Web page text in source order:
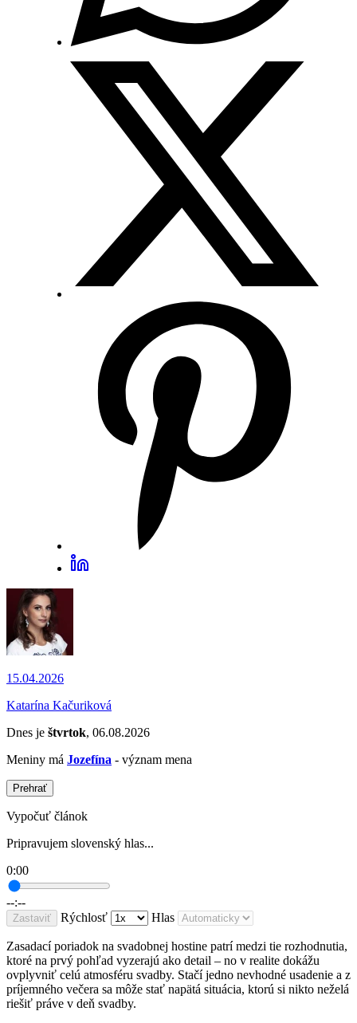
15.04.2026
Katarína Kačuriková
Dnes je štvrtok, 06.08.2026
Meniny má Jozefína - význam mena
Prehrať
Vypočuť článok
Pripravujem slovenský hlas...
0:00
--:--
Zastaviť Rýchlosť Hlas
Zasadací poriadok na svadobnej hostine patrí medzi tie rozhodnutia,
ktoré na prvý pohľad vyzerajú ako detail – no v realite dokážu
ovplyvniť celú atmosféru svadby. Stačí jedno nevhodné usadenie a z
príjemného večera sa môže stať napätá situácia, ktorú si nikto neželá
riešiť práve v deň svadby.